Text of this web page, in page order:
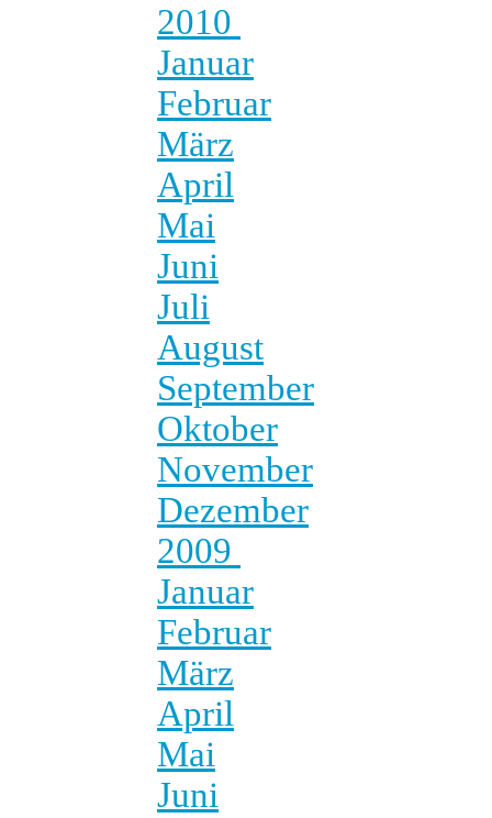
2010
Januar
Februar
März
April
Mai
Juni
Juli
August
September
Oktober
November
Dezember
2009
Januar
Februar
März
April
Mai
Juni